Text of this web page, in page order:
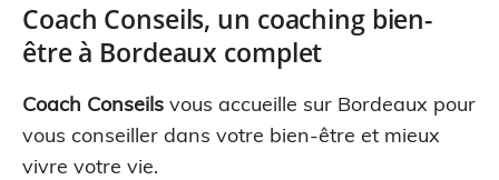
Coach Conseils, un coaching bien-
être à Bordeaux complet
Coach Conseils vous accueille sur Bordeaux pour
vous conseiller dans votre bien-être et mieux
vivre votre vie.